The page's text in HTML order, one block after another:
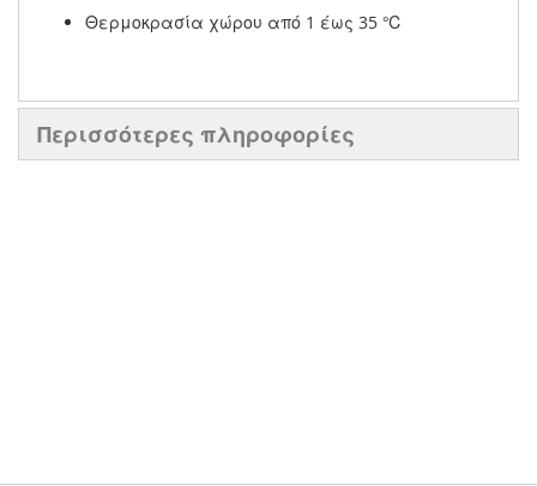
Θερμοκρασία χώρου από 1 έως 35 ℃
Περισσότερες πληροφορίες